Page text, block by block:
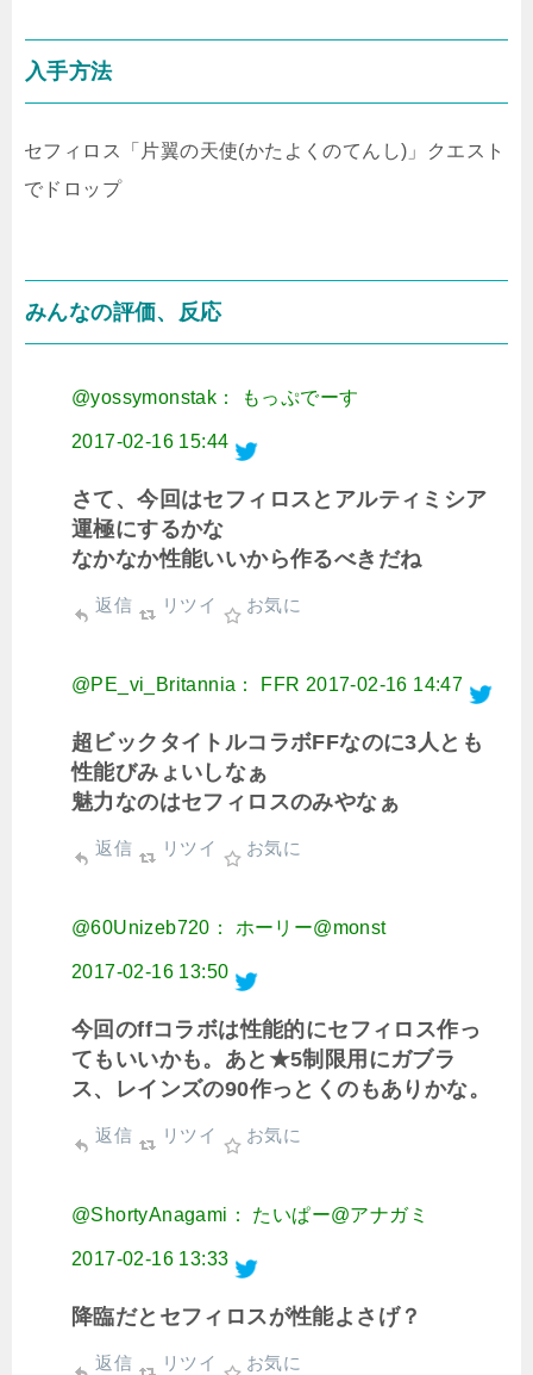
入手方法
セフィロス「片翼の天使(かたよくのてんし)」クエスト
でドロップ
みんなの評価、反応
@yossymonstak： もっぷでーす
2017-02-16 15:44
さて、今回はセフィロスとアルティミシア
運極にするかな
なかなか性能いいから作るべきだね
返信 リツイ お気に
@PE_vi_Britannia： FFR 2017-02-16 14:47
超ビックタイトルコラボFFなのに3人とも
性能びみょいしなぁ
魅力なのはセフィロスのみやなぁ
返信 リツイ お気に
@60Unizeb720： ホーリー@monst
2017-02-16 13:50
今回のffコラボは性能的にセフィロス作っ
てもいいかも。あと★5制限用にガブラ
ス、レインズの90作っとくのもありかな。
返信 リツイ お気に
@ShortyAnagami： たいぱー@アナガミ
2017-02-16 13:33
降臨だとセフィロスが性能よさげ？
返信 リツイ お気に